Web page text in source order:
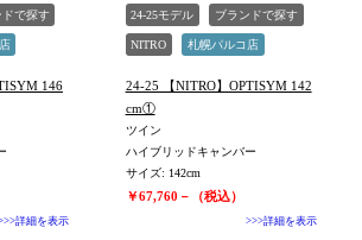
ドで探す
146
詳細を表示
24-25モデル ブランドで探す
NITRO 札幌パルコ店
24-25 【NITRO】OPTISYM 142
cm①
ツイン
ハイブリッドキャンバー
サイズ: 142cm
￥67,760－（税込）
>>>詳細を表示